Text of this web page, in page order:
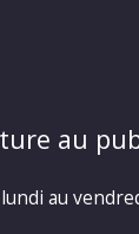
au
au